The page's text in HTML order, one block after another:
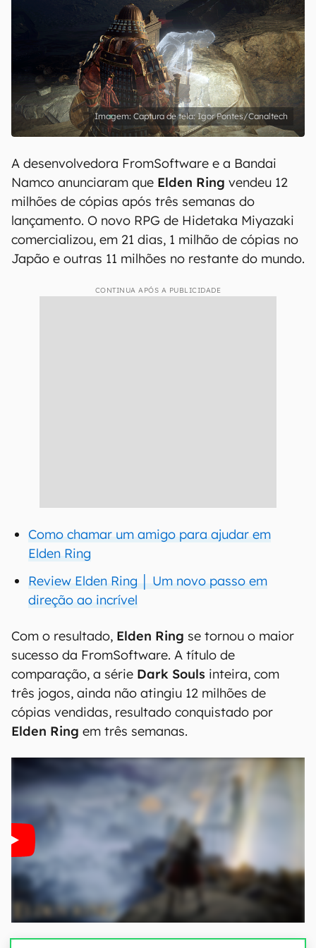
Captura de tela: Igor Pontes/Canaltech
A desenvolvedora FromSoftware e a Bandai
Namco anunciaram que Elden Ring vendeu 12
milhões de cópias após três semanas do
lançamento. O novo RPG de Hidetaka Miyazaki
comercializou, em 21 dias, 1 milhão de cópias no
Japão e outras 11 milhões no restante do mundo.
CONTINUA APÓS A PUBLICIDADE
Como chamar um amigo para ajudar em
Elden Ring
Review Elden Ring │ Um novo passo em
direção ao incrível
Com o resultado, Elden Ring se tornou o maior
sucesso da FromSoftware. A título de
comparação, a série Dark Souls inteira, com
três jogos, ainda não atingiu 12 milhões de
cópias vendidas, resultado conquistado por
Elden Ring em três semanas.